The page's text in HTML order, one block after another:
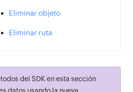
Eliminar objeto
Eliminar ruta
del SDK en esta sección